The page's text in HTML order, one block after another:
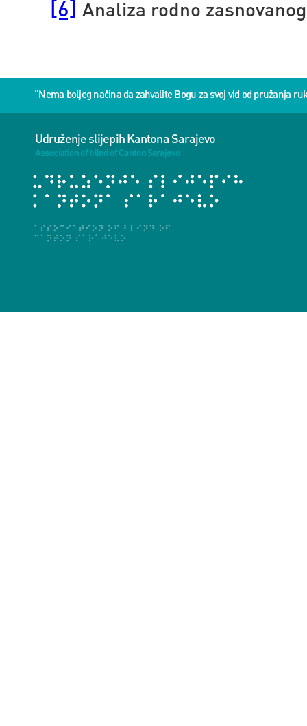
[6] Analiza rodno
“Nema boljeg načina da zahvalite Bogu za svoj vid od pružanja
Udruženje slijepih Kantona Sarajevo
Association of blind of Canton Sarajevo